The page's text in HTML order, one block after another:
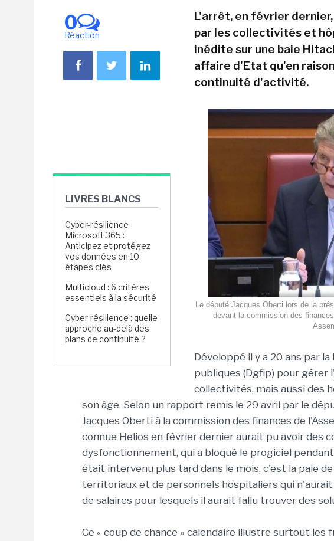
0
Réaction
LIVRES BLANCS
Cyber-résilience
Microsoft 365 :
Anticipez et protégez
vos données en 10
étapes clés
Multicloud : 6 critères
essentiels à la sécurité
Cyber-résilience : quelle
approche au-delà des
plans de continuité ?
L'arrêt, en février
par les collectivités et
inédite sur une baie
affaire d'Etat qu'en
continuité d'activité.
Le député Jacques Oberti lors de la
devant la commission des
Développé il y a 20 ans par
publiques (Dgfip) pour
collectivités, mais aussi des
son âge. Selon un rapport remis le 29 avril par le
Jacques Oberti à la commission des finances de
connue Helios en février dernier aurait pu avoir des
dysfonctionnement, qui a bloqué le progiciel
était intervenu plus tard dans le mois, c'est la paie
territoriaux et de personnels hospitaliers qui
de salaires pour lesquels il aurait fallu trouver des
Ce « coup de chance » calendaire illustre surtout